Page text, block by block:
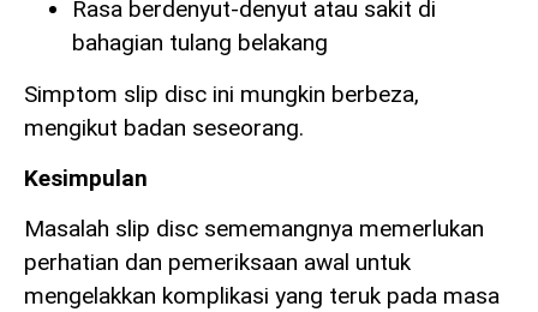
Rasa berdenyut-denyut atau sakit di
bahagian tulang belakang
Simptom slip disc ini mungkin berbeza,
mengikut badan seseorang.
Kesimpulan
Masalah slip disc sememangnya memerlukan
perhatian dan pemeriksaan awal untuk
mengelakkan komplikasi yang teruk pada masa